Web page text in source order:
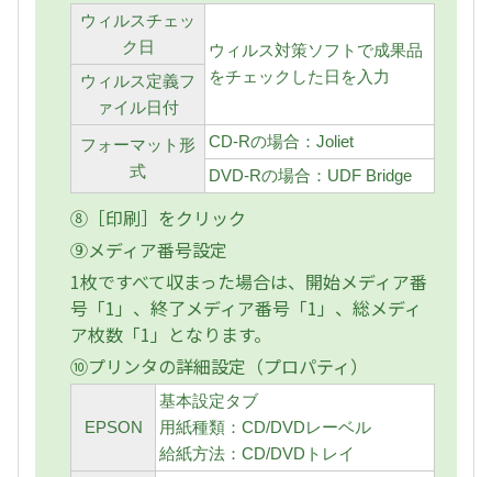
ウィルスチェッ
ク日
ウィルス対策ソフトで成果品
をチェックした日を入力
ウィルス定義フ
ァイル日付
フォーマット形
式
CD-Rの場合：Joliet
DVD-Rの場合：UDF Bridge
⑧［印刷］をクリック
⑨メディア番号設定
1枚ですべて収まった場合は、開始メディア番
号「1」、終了メディア番号「1」、総メディ
ア枚数「1」となります。
⑩プリンタの詳細設定（プロパティ）
EPSON
基本設定タブ
用紙種類：CD/DVDレーベル
給紙方法：CD/DVDトレイ